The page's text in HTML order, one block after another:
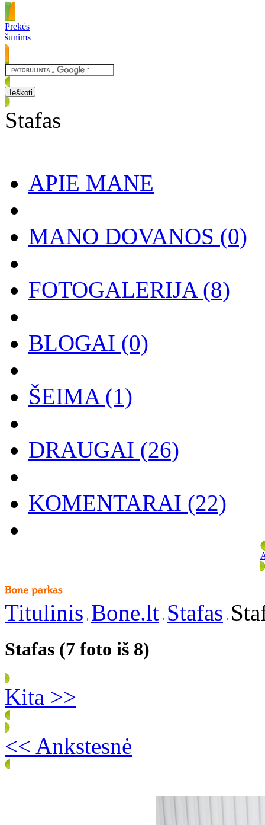
Prekės
šunims
Stafas
APIE MANE
MANO DOVANOS (0)
FOTOGALERIJA(8)
BLOGAI (0)
ŠEIMA(1)
DRAUGAI (26)
KOMENTARAI (22)
Titulinis Bone.lt Stafas
Stafas (7 foto iš 8)
Kita >>
<< Ankstesnė